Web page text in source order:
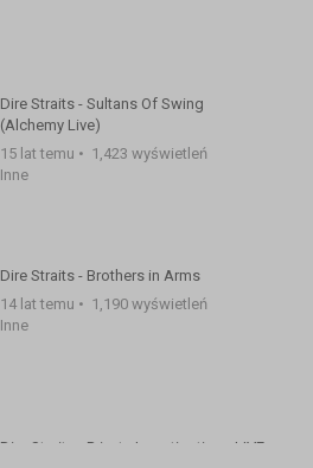
Dire Straits - Sultans Of Swing
(Alchemy Live)
15 lat temu • 1,423 wyświetleń
Inne
Dire Straits - Brothers in Arms
14 lat temu • 1,190 wyświetleń
Inne
Dire Straits - Private Investigations LIVE